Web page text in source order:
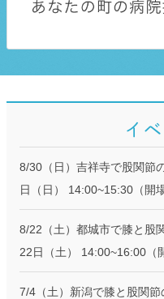
8/30（日）吉祥寺で股関節
日（日） 14:00~15:30（開
8/22（土）都城市で膝と股
22日（土） 14:00~16:00（
7/4（土）新潟で膝と股関